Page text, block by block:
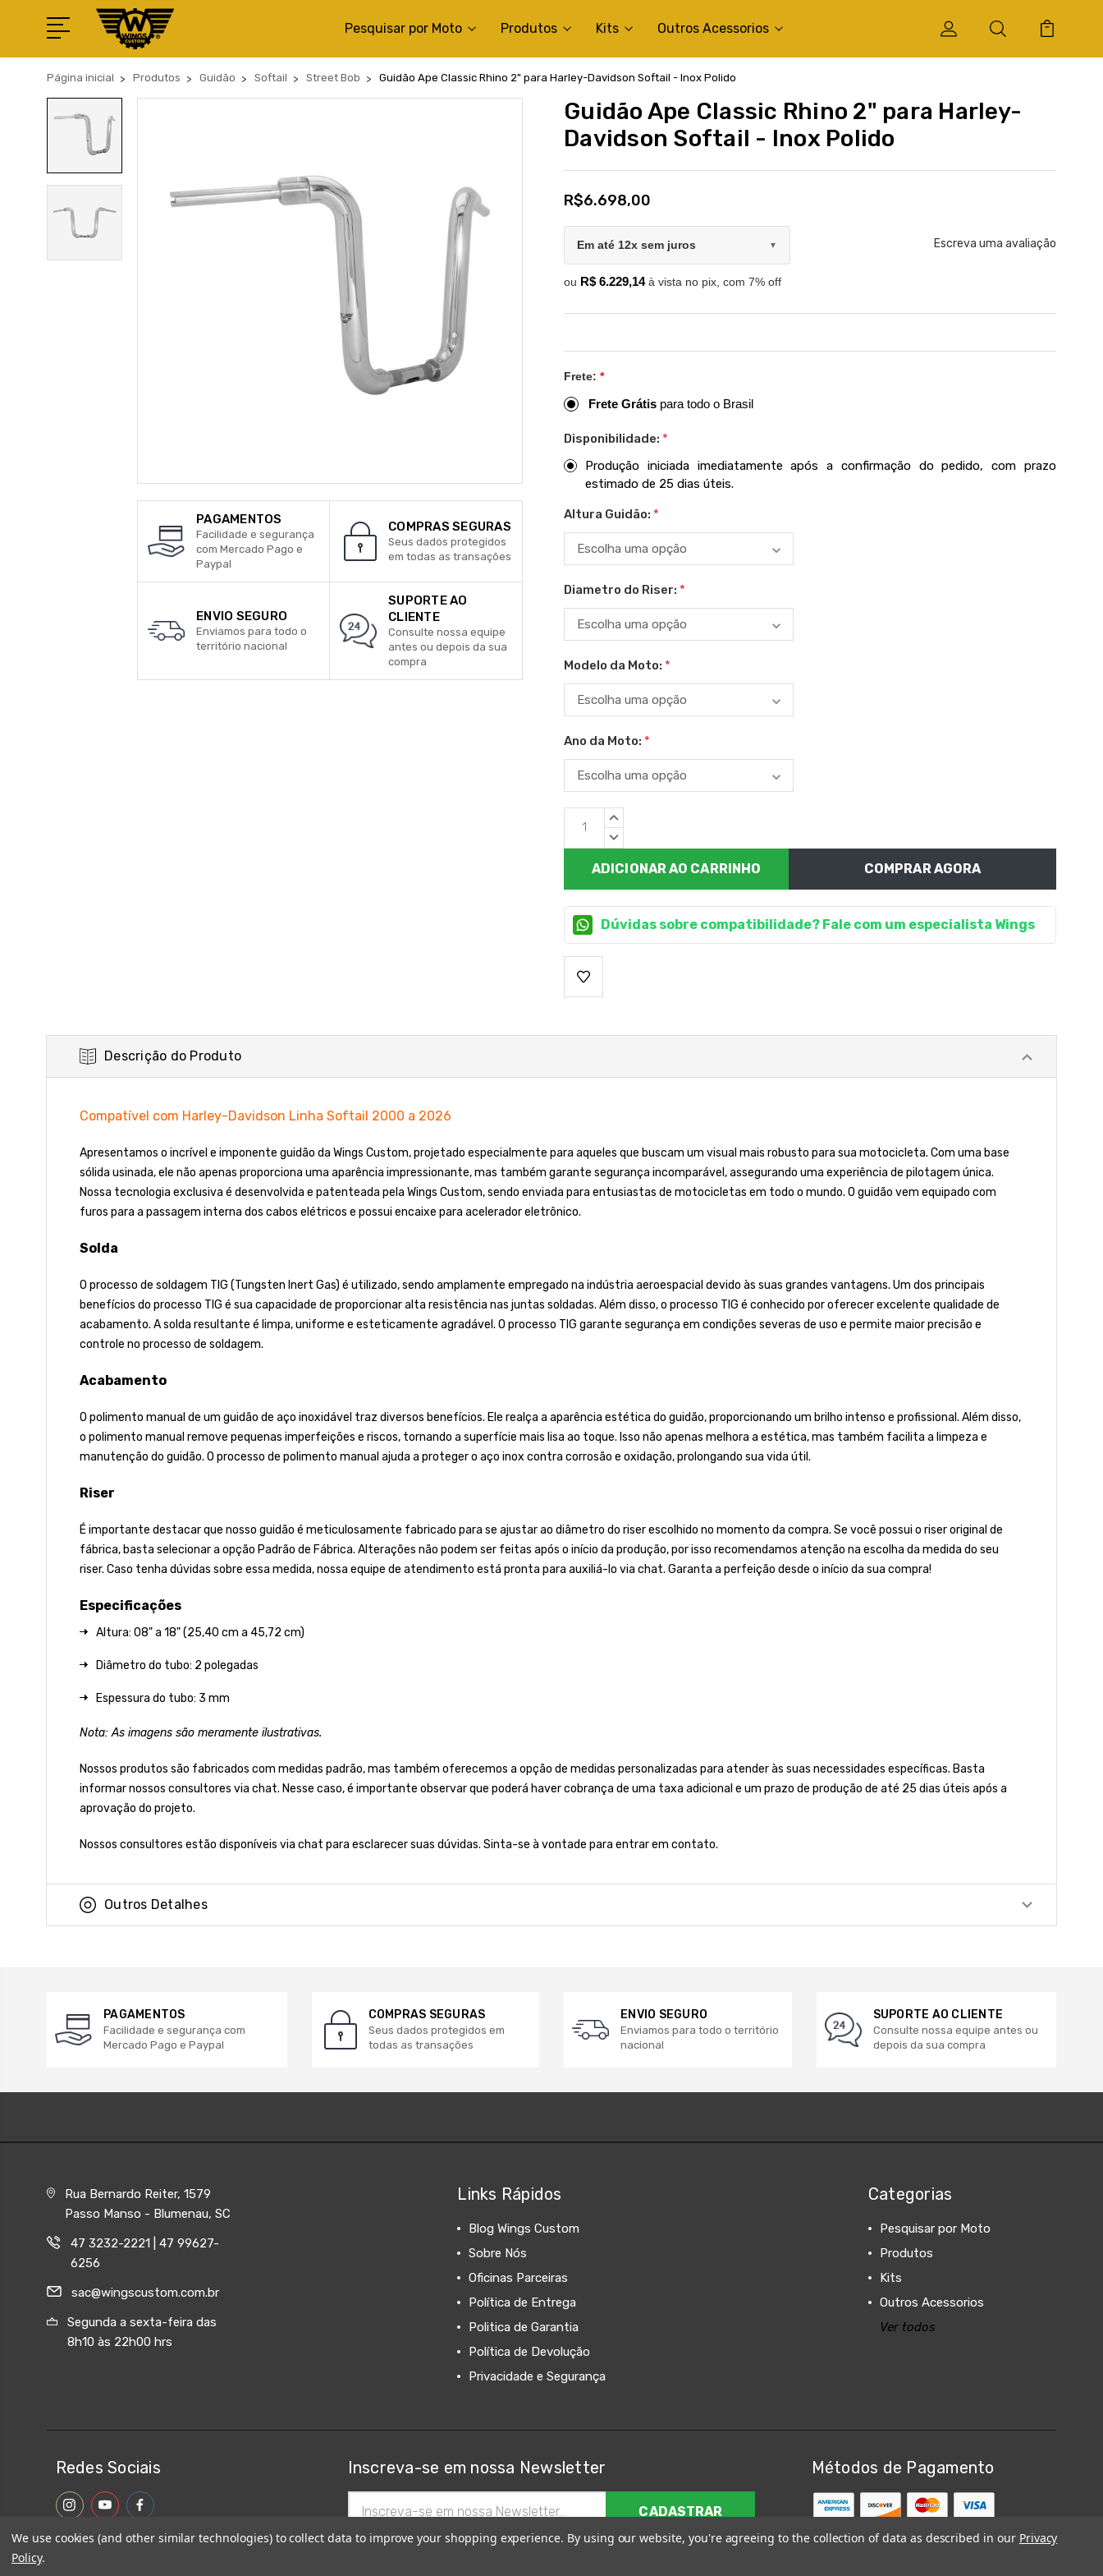
Pesquisar por Moto Produtos Kits Outros Acessorios
Página inicial Produtos Guidão Softail Street Bob Guidão Ape Classic Rhino 2" para Harley-Davidson Softail - Inox Polido
PAGAMENTOS
Facilidade e segurança
com Mercado Pago e
Paypal
COMPRAS SEGURAS
Seus dados protegidos
em todas as transações
ENVIO SEGURO
Enviamos para todo o
território nacional
SUPORTE AO
CLIENTE
Consulte nossa equipe
antes ou depois da sua
compra
Guidão Ape Classic Rhino 2" para Harley-
Davidson Softail - Inox Polido
R$6.698,00
Em até 12x sem juros ▼
ou R$ 6.229,14à vista no pix, com 7% off
Escreva uma avaliação
Frete: *
Frete Grátis para todo o Brasil
Disponibilidade: *
Produção iniciada imediatamente após a confirmação do pedido, com prazo
estimado de 25 dias úteis.
Altura Guidão: *
Diametro do Riser: *
Modelo da Moto: *
Ano da Moto: *
Estoque
atual:
QUANTIDADE
QUANTIDADE
COMPRAR AGORA
Dúvidas sobre compatibilidade? Fale com um especialista Wings
Descrição do Produto
Compatível com Harley-Davidson Linha Softail 2000 a 2026
Apresentamos o incrível e imponente guidão da Wings Custom, projetado especialmente para aqueles que buscam um visual mais robusto para sua motocicleta. Com uma base
sólida usinada, ele não apenas proporciona uma aparência impressionante, mas também garante segurança incomparável, assegurando uma experiência de pilotagem única.
Nossa tecnologia exclusiva é desenvolvida e patenteada pela Wings Custom, sendo enviada para entusiastas de motocicletas em todo o mundo. O guidão vem equipado com
furos para a passagem interna dos cabos elétricos e possui encaixe para acelerador eletrônico.
Solda
O processo de soldagem TIG (Tungsten Inert Gas) é utilizado, sendo amplamente empregado na indústria aeroespacial devido às suas grandes vantagens. Um dos principais
benefícios do processo TIG é sua capacidade de proporcionar alta resistência nas juntas soldadas. Além disso, o processo TIG é conhecido por oferecer excelente qualidade de
acabamento. A solda resultante é limpa, uniforme e esteticamente agradável. O processo TIG garante segurança em condições severas de uso e permite maior precisão e
controle no processo de soldagem.
Acabamento
O polimento manual de um guidão de aço inoxidável traz diversos benefícios. Ele realça a aparência estética do guidão, proporcionando um brilho intenso e profissional. Além disso,
o polimento manual remove pequenas imperfeições e riscos, tornando a superfície mais lisa ao toque. Isso não apenas melhora a estética, mas também facilita a limpeza e
manutenção do guidão. O processo de polimento manual ajuda a proteger o aço inox contra corrosão e oxidação, prolongando sua vida útil.
Riser
É importante destacar que nosso guidão é meticulosamente fabricado para se ajustar ao diâmetro do riser escolhido no momento da compra. Se você possui o riser original de
fábrica, basta selecionar a opção Padrão de Fábrica. Alterações não podem ser feitas após o início da produção, por isso recomendamos atenção na escolha da medida do seu
riser. Caso tenha dúvidas sobre essa medida, nossa equipe de atendimento está pronta para auxiliá-lo via chat. Garanta a perfeição desde o início da sua compra!
Especificações
Altura: 08" a 18" (25,40 cm a 45,72 cm)
Diâmetro do tubo: 2 polegadas
Espessura do tubo: 3 mm
Nota: As imagens são meramente ilustrativas.
Nossos produtos são fabricados com medidas padrão, mas também oferecemos a opção de medidas personalizadas para atender às suas necessidades específicas. Basta
informar nossos consultores via chat. Nesse caso, é importante observar que poderá haver cobrança de uma taxa adicional e um prazo de produção de até 25 dias úteis após a
aprovação do projeto.
Nossos consultores estão disponíveis via chat para esclarecer suas dúvidas. Sinta-se à vontade para entrar em contato.
Outros Detalhes
PAGAMENTOS
Facilidade e segurança com
Mercado Pago e Paypal
COMPRAS SEGURAS
Seus dados protegidos em
todas as transações
ENVIO SEGURO
Enviamos para todo o território
nacional
SUPORTE AO CLIENTE
Consulte nossa equipe antes ou
depois da sua compra
Rua Bernardo Reiter, 1579
Passo Manso - Blumenau, SC
47 3232-2221 | 47 99627-
6256
sac@wingscustom.com.br
Segunda a sexta-feira das
8h10 às 22h00 hrs
Links Rápidos
Blog Wings Custom
Sobre Nós
Oficinas Parceiras
Política de Entrega
Politica de Garantia
Política de Devolução
Privacidade e Segurança
Categorias
Pesquisar por Moto
Produtos
Kits
Outros Acessorios
Ver todos
Redes Sociais Inscreva-se em nossa Newsletter
de
email
Métodos de Pagamento
We use cookies (and other similar technologies) to collect data to improve your shopping experience. By using our website, you're agreeing to the collection of data as described in our Privacy
Policy.